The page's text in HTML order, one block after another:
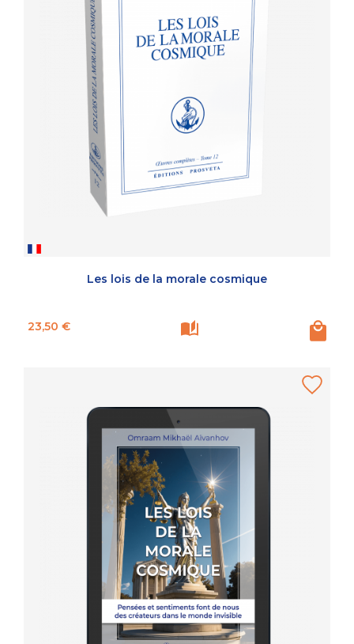
Les lois de la morale cosmique
Prix
23,50 €